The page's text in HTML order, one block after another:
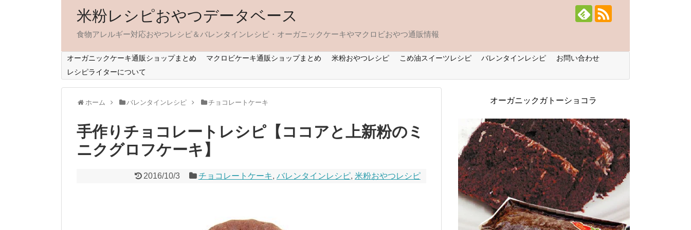
米粉レシピおやつデータベース
食物アレルギー対応おやつレシピ＆バレンタインレシピ・オーガニックケーキやマクロビおやつ通販情報
オーガニックケーキ通販ショップまとめ マクロビケーキ通販ショップまとめ 米粉おやつレシピ こめ油スイーツレシピ バレンタインレシピ
お問い合わせ
レシピライターについて
ホーム バレンタインレシピ チョコレートケーキ
手作りチョコレートレシピ【ココアと上新粉のミ
ニクグロフケーキ】
2016/10/3 チョコレートケーキ, バレンタインレシピ, 米粉おやつレシピ
オーガニックガトーショコラ